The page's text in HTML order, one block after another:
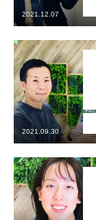
2021.12.07
2021.09.30